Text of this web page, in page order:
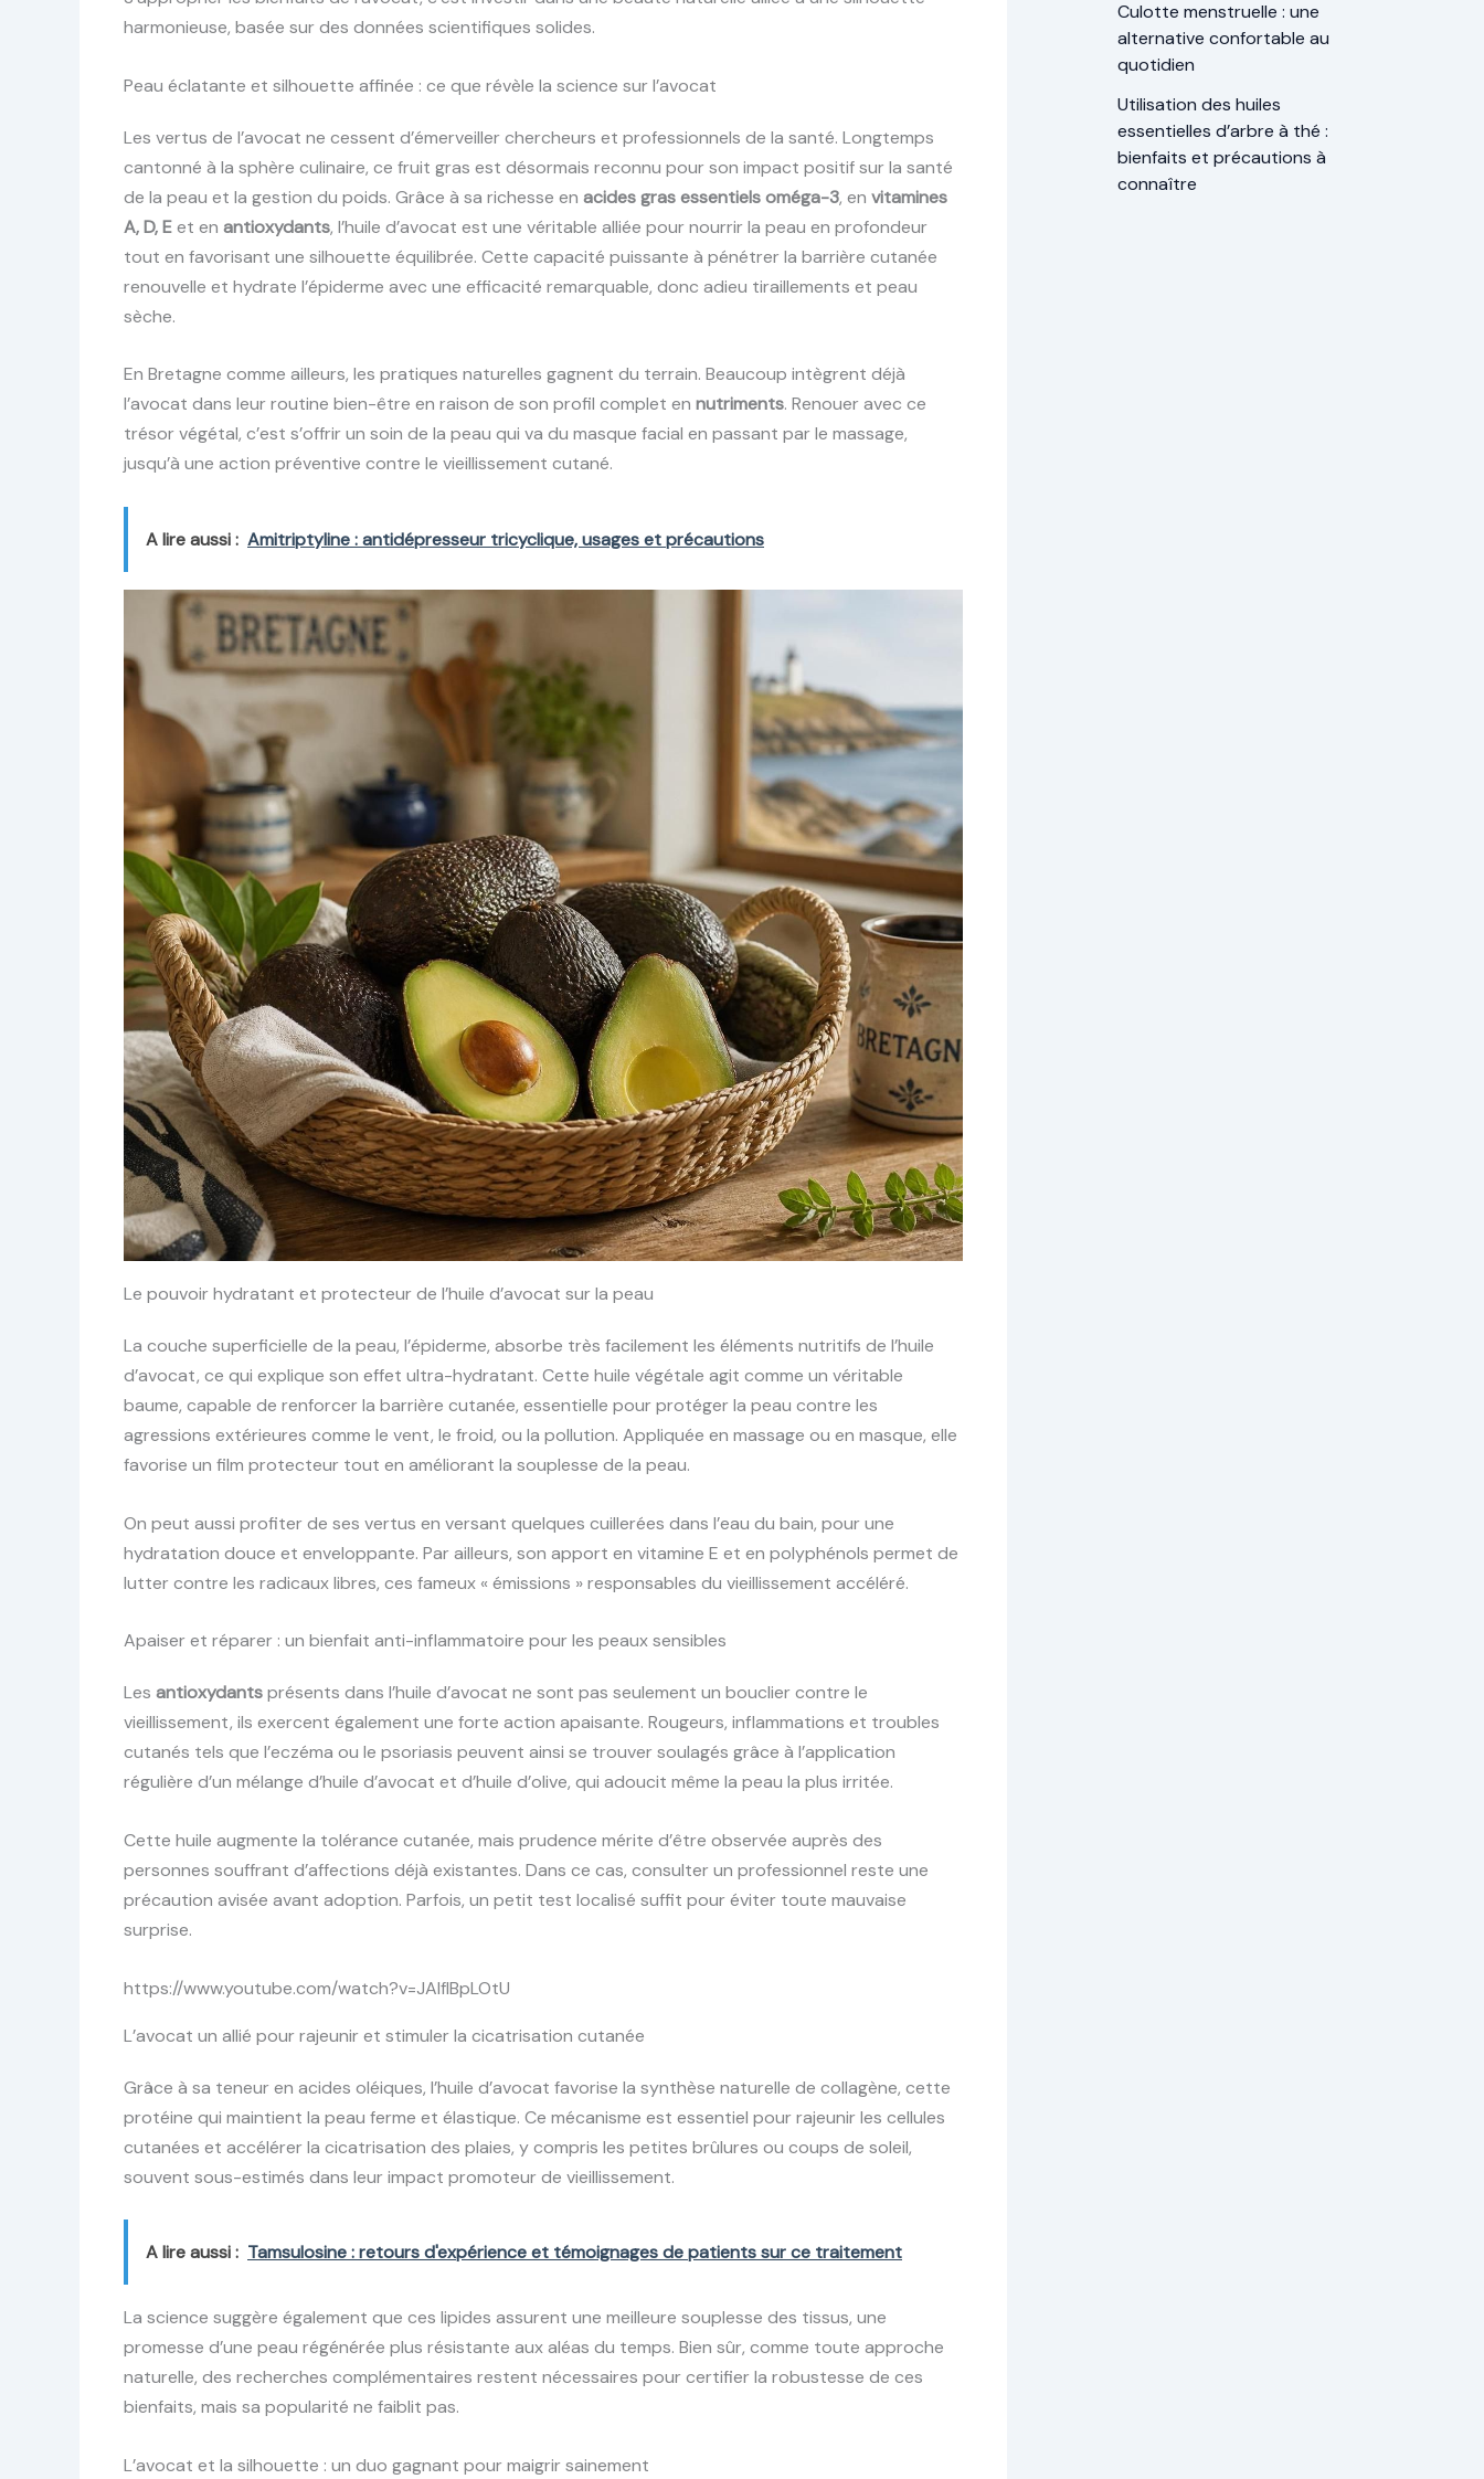
harmonieuse, basée sur des données scientifiques solides.
Peau éclatante et silhouette affinée : ce que révèle la science sur l’avocat
Les vertus de l’avocat ne cessent d’émerveiller chercheurs et professionnels de la santé. Longtemps
cantonné à la sphère culinaire, ce fruit gras est désormais reconnu pour son impact positif sur la santé
de la peau et la gestion du poids. Grâce à sa richesse en acides gras essentiels oméga-3, en vitamines
A, D, Eet en antioxydants, l’huile d’avocat est une véritable alliée pour nourrir la peau en profondeur
tout en favorisant une silhouette équilibrée. Cette capacité puissante à pénétrer la barrière cutanée
renouvelle et hydrate l’épiderme avec une efficacité remarquable, donc adieu tiraillements et peau
sèche.
En Bretagne comme ailleurs, les pratiques naturelles gagnent du terrain. Beaucoup intègrent déjà
l’avocat dans leur routine bien-être en raison de son profil complet en nutriments. Renouer avec ce
trésor végétal, c’est s’offrir un soin de la peau qui va du masque facial en passant par le massage,
jusqu’à une action préventive contre le vieillissement cutané.
A lire aussi : Amitriptyline : antidépresseur tricyclique, usages et précautions
Le pouvoir hydratant et protecteur de l’huile d’avocat sur la peau
La couche superficielle de la peau, l’épiderme, absorbe très facilement les éléments nutritifs de l’huile
d’avocat, ce qui explique son effet ultra-hydratant. Cette huile végétale agit comme un véritable
baume, capable de renforcer la barrière cutanée, essentielle pour protéger la peau contre les
agressions extérieures comme le vent, le froid, ou la pollution. Appliquée en massage ou en masque, elle
favorise un film protecteur tout en améliorant la souplesse de la peau.
On peut aussi profiter de ses vertus en versant quelques cuillerées dans l’eau du bain, pour une
hydratation douce et enveloppante. Par ailleurs, son apport en vitamine E et en polyphénols permet de
lutter contre les radicaux libres, ces fameux « émissions » responsables du vieillissement accéléré.
Apaiser et réparer : un bienfait anti-inflammatoire pour les peaux sensibles
Les antioxydantsprésents dans l’huile d’avocat ne sont pas seulement un bouclier contre le
vieillissement, ils exercent également une forte action apaisante. Rougeurs, inflammations et troubles
cutanés tels que l’eczéma ou le psoriasis peuvent ainsi se trouver soulagés grâce à l’application
régulière d’un mélange d’huile d’avocat et d’huile d’olive, qui adoucit même la peau la plus irritée.
Cette huile augmente la tolérance cutanée, mais prudence mérite d’être observée auprès des
personnes souffrant d’affections déjà existantes. Dans ce cas, consulter un professionnel reste une
précaution avisée avant adoption. Parfois, un petit test localisé suffit pour éviter toute mauvaise
surprise.
https://www.youtube.com/watch?v=JAIfIBpLOtU
L’avocat un allié pour rajeunir et stimuler la cicatrisation cutanée
Grâce à sa teneur en acides oléiques, l’huile d’avocat favorise la synthèse naturelle de collagène, cette
protéine qui maintient la peau ferme et élastique. Ce mécanisme est essentiel pour rajeunir les cellules
cutanées et accélérer la cicatrisation des plaies, y compris les petites brûlures ou coups de soleil,
souvent sous-estimés dans leur impact promoteur de vieillissement.
A lire aussi : Tamsulosine : retours d'expérience et témoignages de patients sur ce traitement
La science suggère également que ces lipides assurent une meilleure souplesse des tissus, une
promesse d’une peau régénérée plus résistante aux aléas du temps. Bien sûr, comme toute approche
naturelle, des recherches complémentaires restent nécessaires pour certifier la robustesse de ces
bienfaits, mais sa popularité ne faiblit pas.
L’avocat et la silhouette : un duo gagnant pour maigrir sainement
Culotte menstruelle : une
alternative confortable au
quotidien
Utilisation des huiles
essentielles d’arbre à thé :
bienfaits et précautions à
connaître